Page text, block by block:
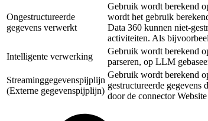
Ongestructureerde
gegevens verwerkt
Gebruik wordt berekend
wordt het gebruik
Data 360 kunnen niet-
activiteiten. Als
Intelligente verwerking
Gebruik wordt berekend
parseren, op LLM
Streaminggegevenspijplijn
(Externe gegevenspijplijn)
Gebruik wordt berekend
gestructureerde
door de connector